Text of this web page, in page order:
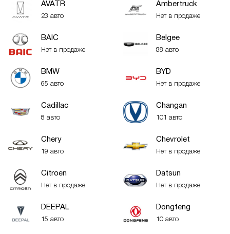
AVATR
23 авто
Ambertruck
Нет в продаже
BAIC
Нет в продаже
Belgee
88 авто
BMW
65 авто
BYD
Нет в продаже
Cadillac
8 авто
Changan
101 авто
Chery
19 авто
Chevrolet
Нет в продаже
Citroen
Нет в продаже
Datsun
Нет в продаже
DEEPAL
15 авто
Dongfeng
10 авто